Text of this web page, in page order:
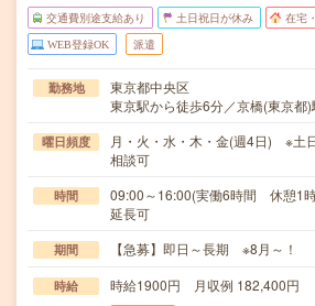
交通費別途支給あり 土日祝日が休み 在宅
WEB登録OK 派遣
勤務地
東京都中央区
東京駅から徒歩6分／京橋(東京都
曜日頻度
月・火・水・木・金(週4日) ※土
相談可
時間
09:00～16:00(実働6時間 休憩1
延長可
期間 【急募】即日～長期 ※8月～！
時給 時給1900円 月収例 182,400円